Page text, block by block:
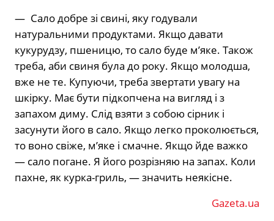
— Сало добре зі свині, яку годували
натуральними продуктами. Якщо давати
кукурудзу, пшеницю, то сало буде м’яке. Також
треба, аби свиня була до року. Якщо молодша,
вже не те. Купуючи, треба звертати увагу на
шкірку. Має бути підкопчена на вигляд і з
запахом диму. Слід взяти з собою сірник і
засунути його в сало. Якщо легко проколюється,
то воно свіже, м’яке і смачне. Якщо йде важко
— сало погане. Я його розрізняю на запах. Коли
пахне, як курка-гриль, — значить неякісне.
Gazeta.ua